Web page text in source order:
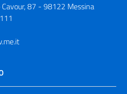
87 - 98122 Messina